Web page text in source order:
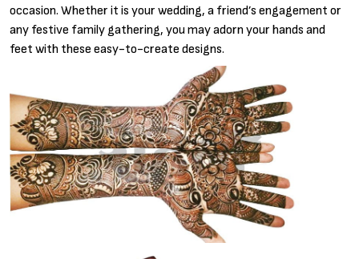
occasion. Whether it is your wedding, a friend’s engagement or
any festive family gathering, you may adorn your hands and
feet with these easy-to-create designs.